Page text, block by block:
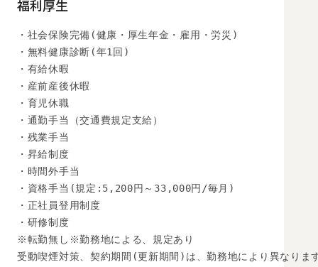
福利厚生
・社会保険完備(健康・厚生年金・雇用・労災)
・無料健康診断(年1回)
・有給休暇
・産前産後休暇
・育児休職
・通勤手当（交通費規定支給）
・残業手当
・昇給制度
・時間外手当
・資格手当(規定:5,200円～33,000円/毎月)
・正社員登用制度
・研修制度
※転勤無し※勤務地による、規定あり
受動喫煙対策、契約期間(更新期間)は、勤務地により異なりま